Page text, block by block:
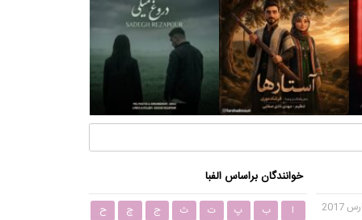
خوانندگان براساس الفبا
ا ب پ ت ث ج چ
ح